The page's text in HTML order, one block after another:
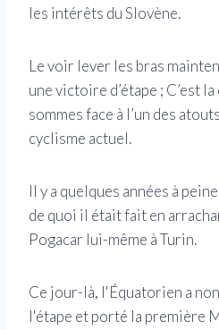
les intérêts du Slovène.
Le voir lever les bras
une victoire d’étape ; C’est
sommes face à l’un des
cyclisme actuel.
Il y a quelques années à
de quoi il était fait en
Pogacar lui-même à Turin.
Ce jour-là, l'Équatorien a
l'étape et porté la première